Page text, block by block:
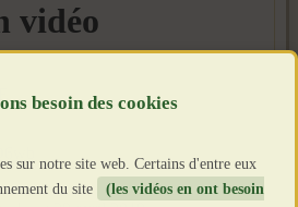
vidéo
sur notre site web. Certains d'entre eux
du site
(les vidéos en ont besoin